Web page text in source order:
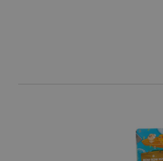
Inklusive Netzteil,